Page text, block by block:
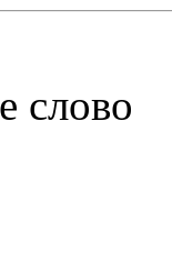
слово